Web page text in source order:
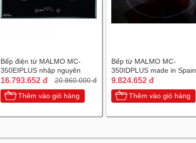
Bếp điện từ MALMO MC-
350EIPLUS nhập nguyên
chiếc Tây Ban Nha
16.793.652 đ 20.860.000 đ
Thêm vào giỏ hàng
Bếp từ MALMO MC-
350IDPLUS made in Spain
9.824.652 đ
Thêm vào giỏ hàng